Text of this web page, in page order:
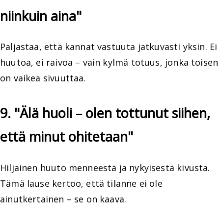
niinkuin aina"
Paljastaa, että kannat vastuuta jatkuvasti yksin. Ei
huutoa, ei raivoa – vain kylmä totuus, jonka toisen
on vaikea sivuuttaa.
9. "Älä huoli – olen tottunut siihen,
että minut ohitetaan"
Hiljainen huuto menneestä ja nykyisestä kivusta.
Tämä lause kertoo, että tilanne ei ole
ainutkertainen – se on kaava.